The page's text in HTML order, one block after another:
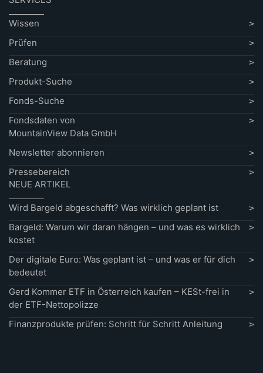
Wissen
Prüfen
Beratung
Produkt-Suche
Fonds-Suche
Fondsdaten von
MountainView Data GmbH
Newsletter abonnieren
Pressebereich
NEUE ARTIKEL
Wird Bargeld abgeschafft? Was wirklich geplant ist
Bargeld: Warum wir daran hängen – und was es wirklich
kostet
Der digitale Euro: Was geplant ist – und was er für dich
bedeutet
Gerd Kommer ETF in Österreich kaufen – KESt-frei in
der ETF-Nettopolizze
Finanzprodukte prüfen: Schritt für Schritt Anleitung